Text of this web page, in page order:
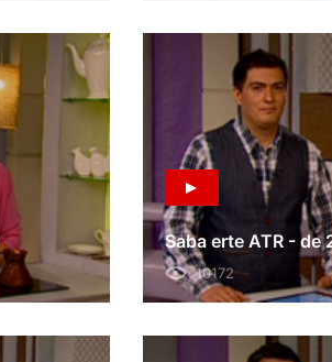
Saba erte ATR - de
10172